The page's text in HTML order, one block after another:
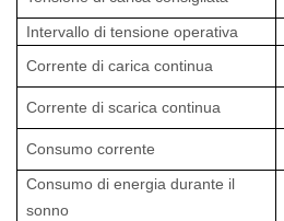
Intervallo di tensione operativa
Corrente di carica continua
Corrente di scarica continua
Consumo corrente
Consumo di energia durante il
sonno